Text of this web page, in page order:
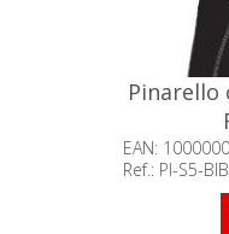
Pinarello
EAN:
Ref.: PI-S5-